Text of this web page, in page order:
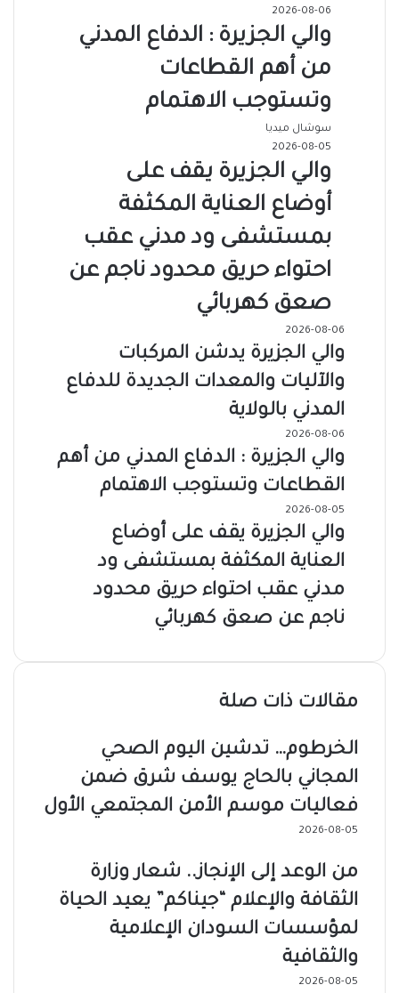
2026-08-06
والي الجزيرة : الدفاع المدني
من أهم القطاعات
وتستوجب الاهتمام
سوشال ميديا
2026-08-05
والي الجزيرة يقف على
أوضاع العناية المكثفة
بمستشفى ود مدني عقب
احتواء حريق محدود ناجم عن
صعق كهربائي
2026-08-06
والي الجزيرة يدشن المركبات
والآليات والمعدات الجديدة للدفاع
المدني بالولاية
2026-08-06
والي الجزيرة : الدفاع المدني من أهم
القطاعات وتستوجب الاهتمام
2026-08-05
والي الجزيرة يقف على أوضاع
العناية المكثفة بمستشفى ود
مدني عقب احتواء حريق محدود
ناجم عن صعق كهربائي
مقالات ذات صلة
الخرطوم… تدشين اليوم الصحي
المجاني بالحاج يوسف شرق ضمن
فعاليات موسم الأمن المجتمعي الأول
2026-08-05
من الوعد إلى الإنجاز.. شعار وزارة
الثقافة والإعلام “جيناكم” يعيد الحياة
لمؤسسات السودان الإعلامية
والثقافية
2026-08-05